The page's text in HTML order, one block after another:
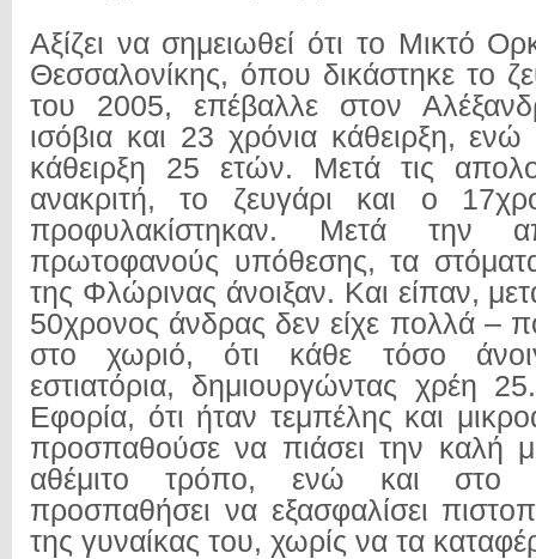
Αξίζει να σημειωθεί ότι το Μικτό
Θεσσαλονίκης, όπου δικάστηκε το
του 2005, επέβαλλε στον
ισόβια και 23 χρόνια κάθειρξη,
κάθειρξη 25 ετών. Μετά τις
ανακριτή, το ζευγάρι και ο
προφυλακίστηκαν. Μετά την
πρωτοφανούς υπόθεσης, τα
της Φλώρινας άνοιξαν. Και είπαν,
50χρονος άνδρας δεν είχε πολλά –
στο χωριό, ότι κάθε τόσο
εστιατόρια, δημιουργώντας χρέη
Εφορία, ότι ήταν τεμπέλης και
προσπαθούσε να πιάσει την καλή
αθέμιτο τρόπο, ενώ και στο
προσπαθήσει να εξασφαλίσει
της γυναίκας του, χωρίς να τα